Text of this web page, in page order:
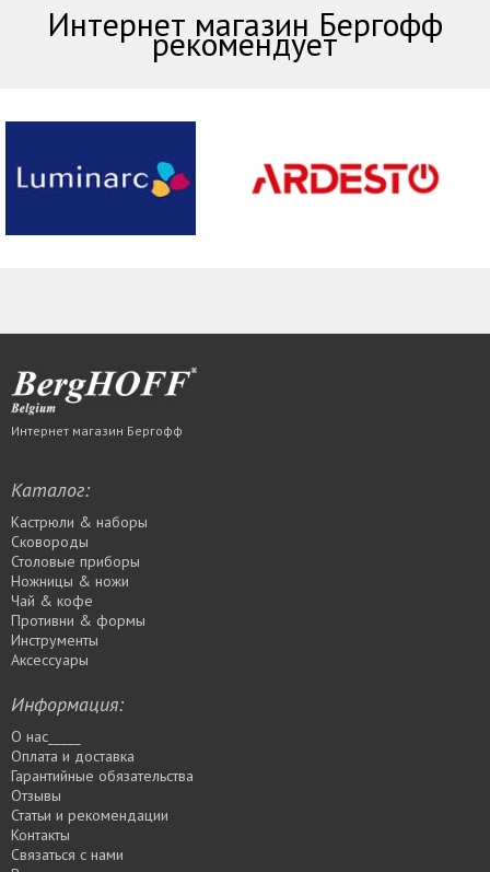
Интернет магазин Бергофф
рекомендует
Интернет магазин Бергофф
Каталог:
Кастрюли & наборы
Сковороды
Столовые приборы
Ножницы & ножи
Чай & кофе
Противни & формы
Инструменты
Аксессуары
Информация:
О нас_____
Оплата и доставка
Гарантийные обязательства
Отзывы
Статьи и рекомендации
Контакты
Связаться с нами